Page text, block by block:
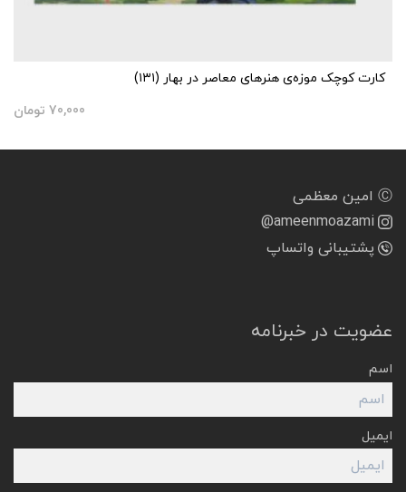
کارت کوچک موزه‌ی هنرهای معاصر در بهار (۱۳۱)
70,000 تومان
Ⓒ امین معظمی
@ameenmoazami
پشتیبانی واتساپ
عضویت در خبرنامه
اسم
ایمیل